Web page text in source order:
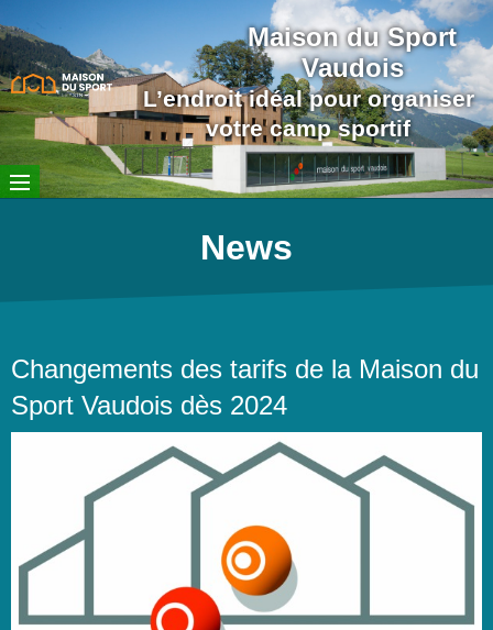
Maison du Sport
Vaudois
L’endroit idéal pour organiser
votre camp sportif
News
Changements des tarifs de la Maison du
Sport Vaudois dès 2024